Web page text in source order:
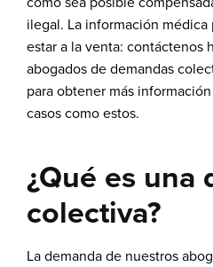
ilegal. La información
estar a la venta: contáctenos
abogados de demandas
para obtener más
casos como estos.
¿Qué es una
colectiva?
La demanda de nuestros